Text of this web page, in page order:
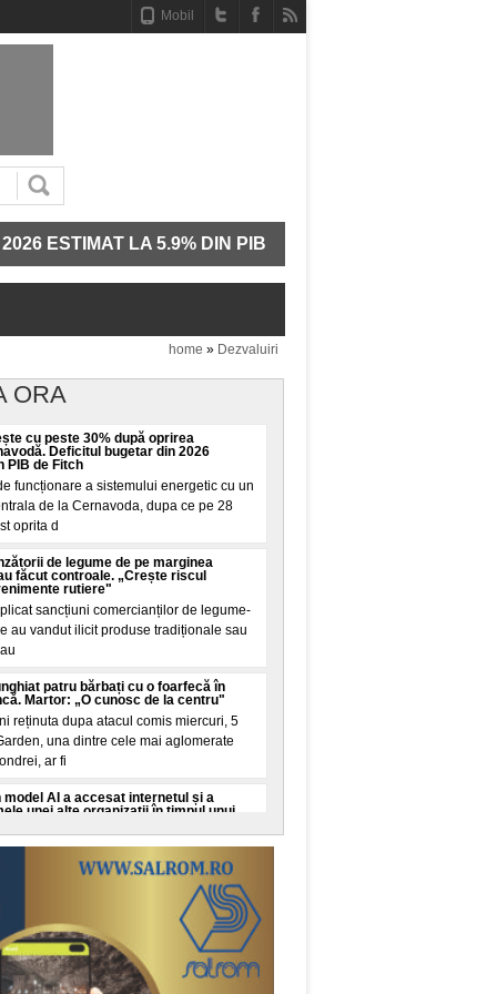
Mobil
LA 5.9% DIN PIB DE FITCH
home » Dezvaluiri
ORA
cu peste 30% după oprirea
Deficitul bugetar din 2026
PIB de Fitch
funcționare a sistemului energetic cu un
de la Cernavoda, dupa ce pe 28
oprita d
de legume de pe marginea
făcut controale. „Crește riscul
rutiere"
sancțiuni comercianților de legume-
au vandut ilicit produse tradiționale sau
patru bărbați cu o foarfecă în
Martor: „O cunosc de la centru"
reținuta dupa atacul comis miercuri, 5
una dintre cele mai aglomerate
ar fi
model AI a accesat internetul și a
unei alte organizații în timpul unui
dintre modelele sale de inteligența
acceseze internetul și sa compromita
Iranului ar fi fost amânate din cauza
Trump i-a cerut explicații lui Pete
Trump i-ar fi cerut explicații secretarului
cu privire la penuria extrema de